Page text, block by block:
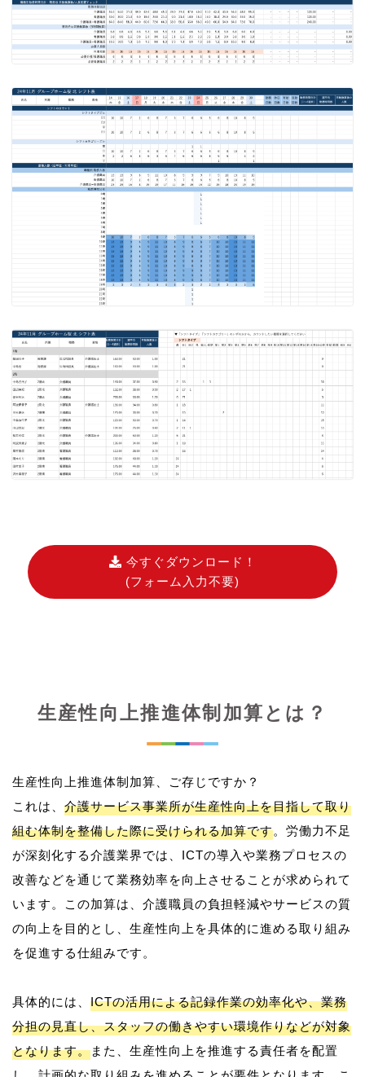
今すぐダウンロード！
(フォーム入力不要)
生産性向上推進体制加算とは？
生産性向上推進体制加算、ご存じですか？
これは、 介護サービス事業所が生産性向上を目指して取り
組む体制を整備した際に受けられる加算です。労働力不足
が深刻化する介護業界では、ICTの導入や業務プロセスの
改善などを通じて業務効率を向上させることが求められて
います。この加算は、介護職員の負担軽減やサービスの質
の向上を目的とし、生産性向上を具体的に進める取り組み
を促進する仕組みです。
具体的には、 ICTの活用による記録作業の効率化や、業務
分担の見直し、スタッフの働きやすい環境作りなどが対象
となります。また、生産性向上を推進する責任者を配置